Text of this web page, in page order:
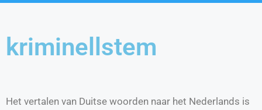
kriminellstem
Het vertalen van Duitse woorden naar het Nederlands is